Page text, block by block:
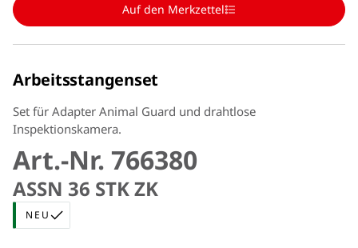
Auf den Merkzettel
Arbeitsstangenset
Set für Adapter Animal Guard und drahtlose
Inspektionskamera.
Art.-Nr. 766380
ASSN 36 STK ZK
NEU